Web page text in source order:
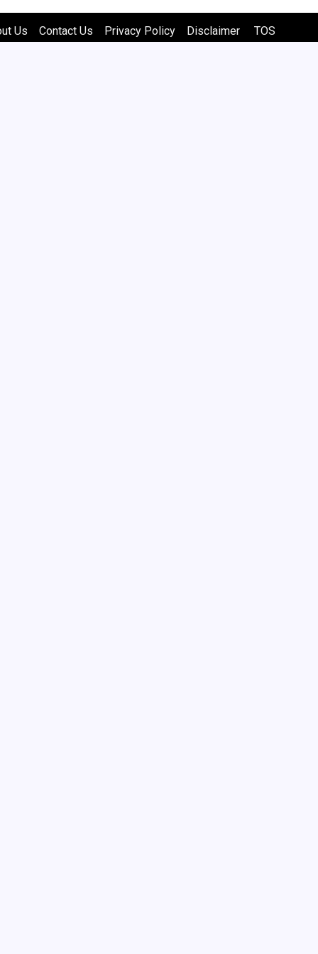
Us Contact Us Privacy Policy Disclaimer TOS